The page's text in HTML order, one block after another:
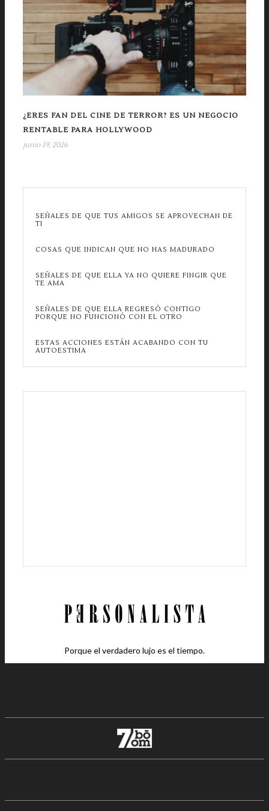
¿ERES FAN DEL CINE DE TERROR? ES UN NEGOCIO
RENTABLE PARA HOLLYWOOD
junio 19, 2026
SEÑALES DE QUE TUS AMIGOS SE APROVECHAN DE
TI
COSAS QUE INDICAN QUE NO HAS MADURADO
SEÑALES DE QUE ELLA YA NO QUIERE FINGIR QUE
TE AMA
SEÑALES DE QUE ELLA REGRESÓ CONTIGO
PORQUE NO FUNCIONÓ CON EL OTRO
ESTAS ACCIONES ESTÁN ACABANDO CON TU
AUTOESTIMA
Porque el verdadero lujo es el tiempo.